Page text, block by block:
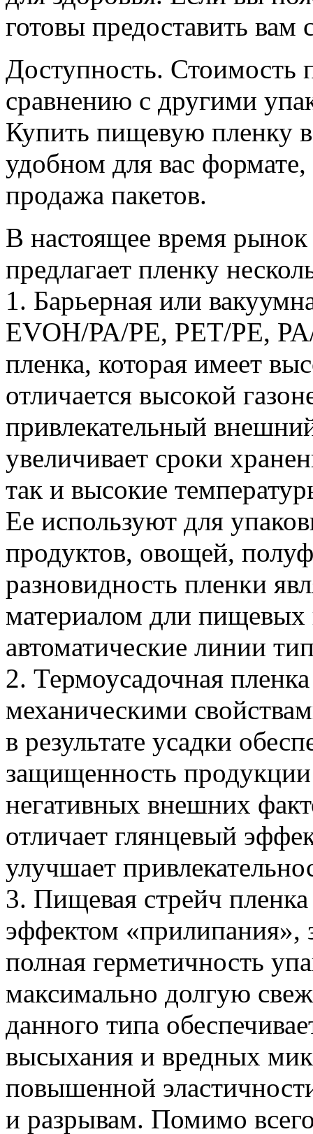
готовы предоставить
Доступность. Стоимость
сравнению с другими
Купить пищевую пленку
удобном для вас
продажа пакетов.
В настоящее время
предлагает пленку
1. Барьерная или
EVOH/PA/PE, PET/PE,
пленка, которая имеет
отличается высокой
привлекательный
увеличивает сроки
так и высокие
Ее используют для
продуктов, овощей,
разновидность пленки
материалом дли пищевых
автоматические линии
2. Термоусадочная
механическими
в результате усадки
защищенность продукции
негативных внешних
отличает глянцевый
улучшает
3. Пищевая стрейч
эффектом «прилипания»,
полная герметичность
максимально долгую
данного типа
высыхания и вредных
повышенной
и разрывам. Помимо